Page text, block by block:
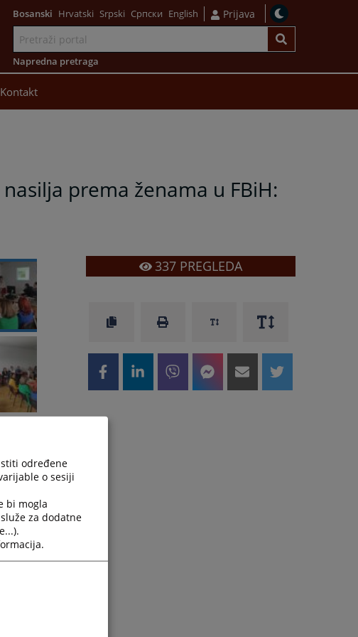
Bosanski Hrvatski Srpski Српски English Prijava
Napredna pretraga
Kontakt
prema ženama u FBiH:
337PREGLEDA
određene
o sesiji
bi mogla
za dodatne